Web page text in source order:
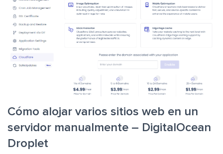
Cómo alojar varios sitios web en un
servidor manualmente – DigitalOcean
Droplet